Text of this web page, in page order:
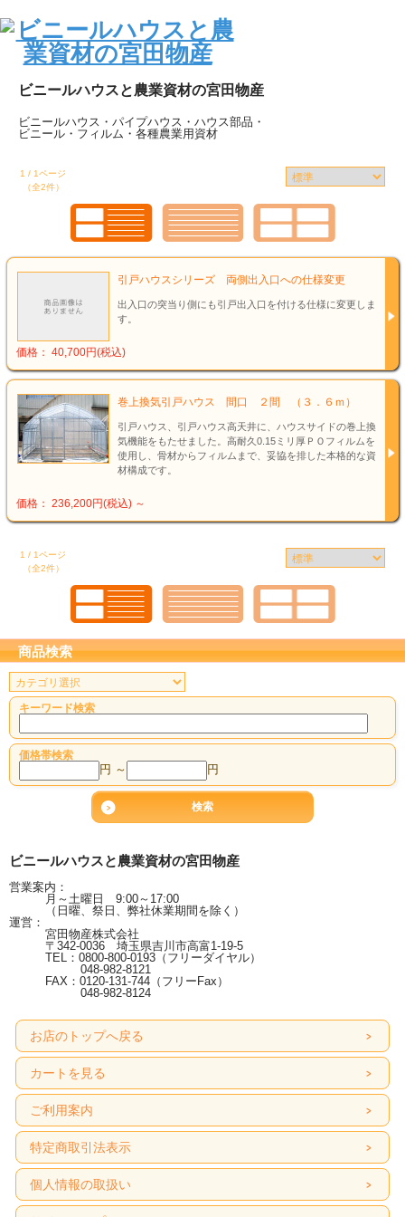
ビニールハウスと農業資材の宮田物産
ビニールハウス・パイプハウス・ハウス部品・
ビニール・フィルム・各種農業用資材
1 / 1ページ
（全2件）
引戸ハウスシリーズ 両側出入口への仕様変更
出入口の突当り側にも引戸出入口を付ける仕様に変更しま
す。
価格： 40,700円(税込)
巻上換気引戸ハウス 間口 ２間 （３．６ｍ）
引戸ハウス、引戸ハウス高天井に、ハウスサイドの巻上換
気機能をもたせました。高耐久0.15ミリ厚ＰＯフィルムを
使用し、骨材からフィルムまで、妥協を排した本格的な資
材構成です。
価格： 236,200円(税込) ～
1 / 1ページ
（全2件）
商品検索
キーワード検索
価格帯検索
円 ～ 円
ビニールハウスと農業資材の宮田物産
営業案内：
月～土曜日 9:00～17:00
（日曜、祭日、弊社休業期間を除く）
運営：
宮田物産株式会社
〒342-0036 埼玉県吉川市高富1-19-5
TEL：0800-800-0193（フリーダイヤル）
048-982-8121
FAX：0120-131-744（フリーFax）
048-982-8124
お店のトップへ戻る
カートを見る
ご利用案内
特定商取引法表示
個人情報の取扱い